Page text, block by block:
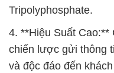
Tripolyphosphate.
4. **Hiệu Suất Cao:**
chiến lược gửi thông
và độc đáo đến